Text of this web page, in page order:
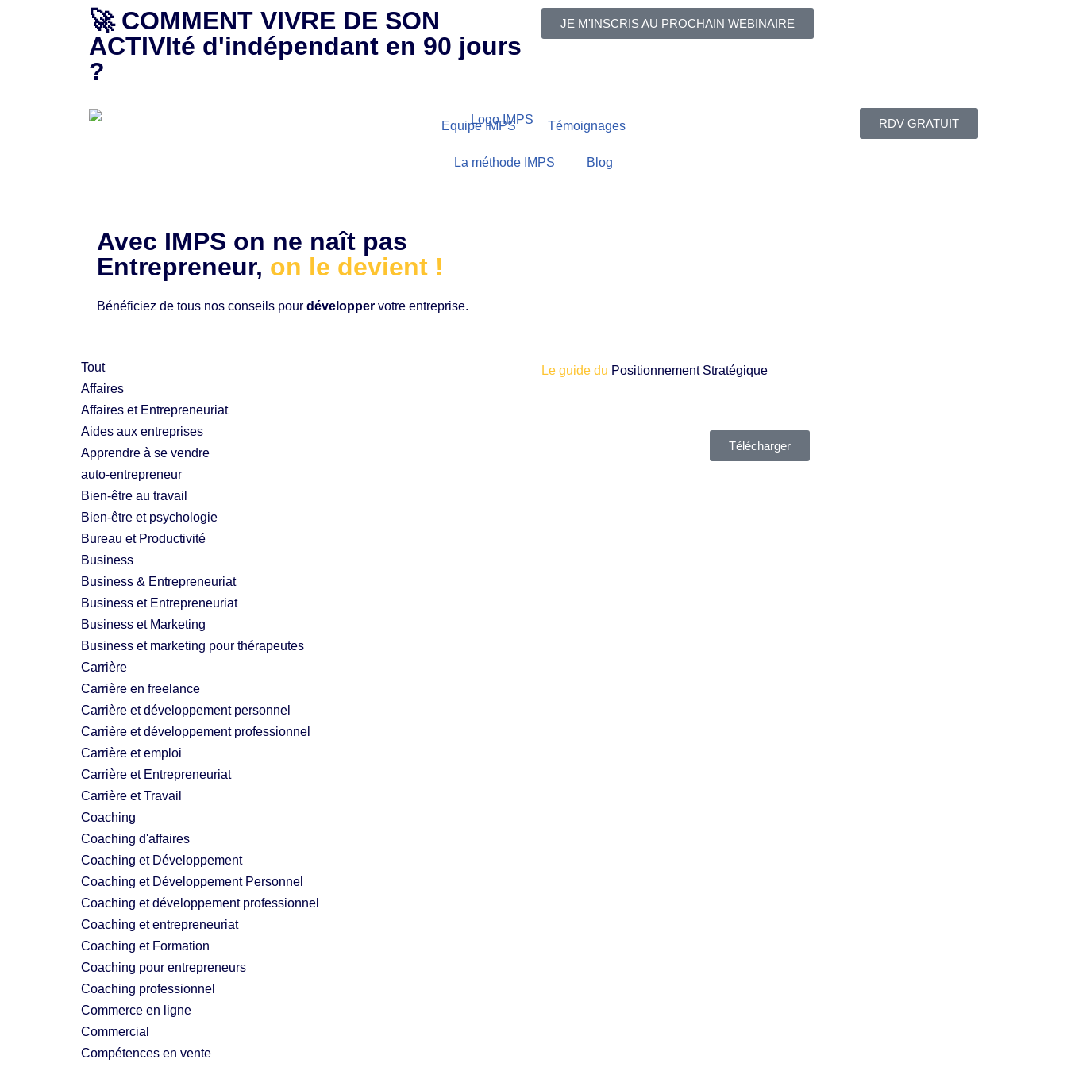
🚀 COMMENT VIVRE DE SON
ACTIVIté d'indépendant en 90 jours
?
JE M'INSCRIS AU PROCHAIN WEBINAIRE
Equipe IMPS Témoignages
La méthode IMPS Blog
RDV GRATUIT
Avec IMPS on ne naît pas
Entrepreneur, on le devient !
Bénéficiez de tous nos conseils pour développer votre entreprise.
Tout
Affaires
Affaires et Entrepreneuriat
Aides aux entreprises
Apprendre à se vendre
auto-entrepreneur
Bien-être au travail
Bien-être et psychologie
Bureau et Productivité
Business
Business & Entrepreneuriat
Business et Entrepreneuriat
Business et Marketing
Business et marketing pour thérapeutes
Carrière
Carrière en freelance
Carrière et développement personnel
Carrière et développement professionnel
Carrière et emploi
Carrière et Entrepreneuriat
Carrière et Travail
Coaching
Coaching d'affaires
Coaching et Développement
Coaching et Développement Personnel
Coaching et développement professionnel
Coaching et entrepreneuriat
Coaching et Formation
Coaching pour entrepreneurs
Coaching professionnel
Commerce en ligne
Commercial
Compétences en vente
Le guide du Positionnement Stratégique
Télécharger